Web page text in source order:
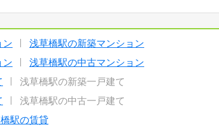
ン
浅草橋駅の新築マンション
ン
浅草橋駅の中古マンション
浅草橋駅の新築一戸建て
浅草橋駅の中古一戸建て
駅の賃貸